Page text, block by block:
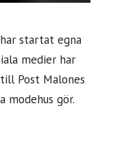
startat egna
medier har
Post Malones
gör.